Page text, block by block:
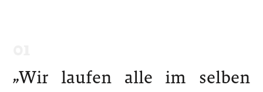
„Wir laufen alle im selben